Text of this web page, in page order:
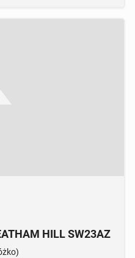
HILL SW23AZ